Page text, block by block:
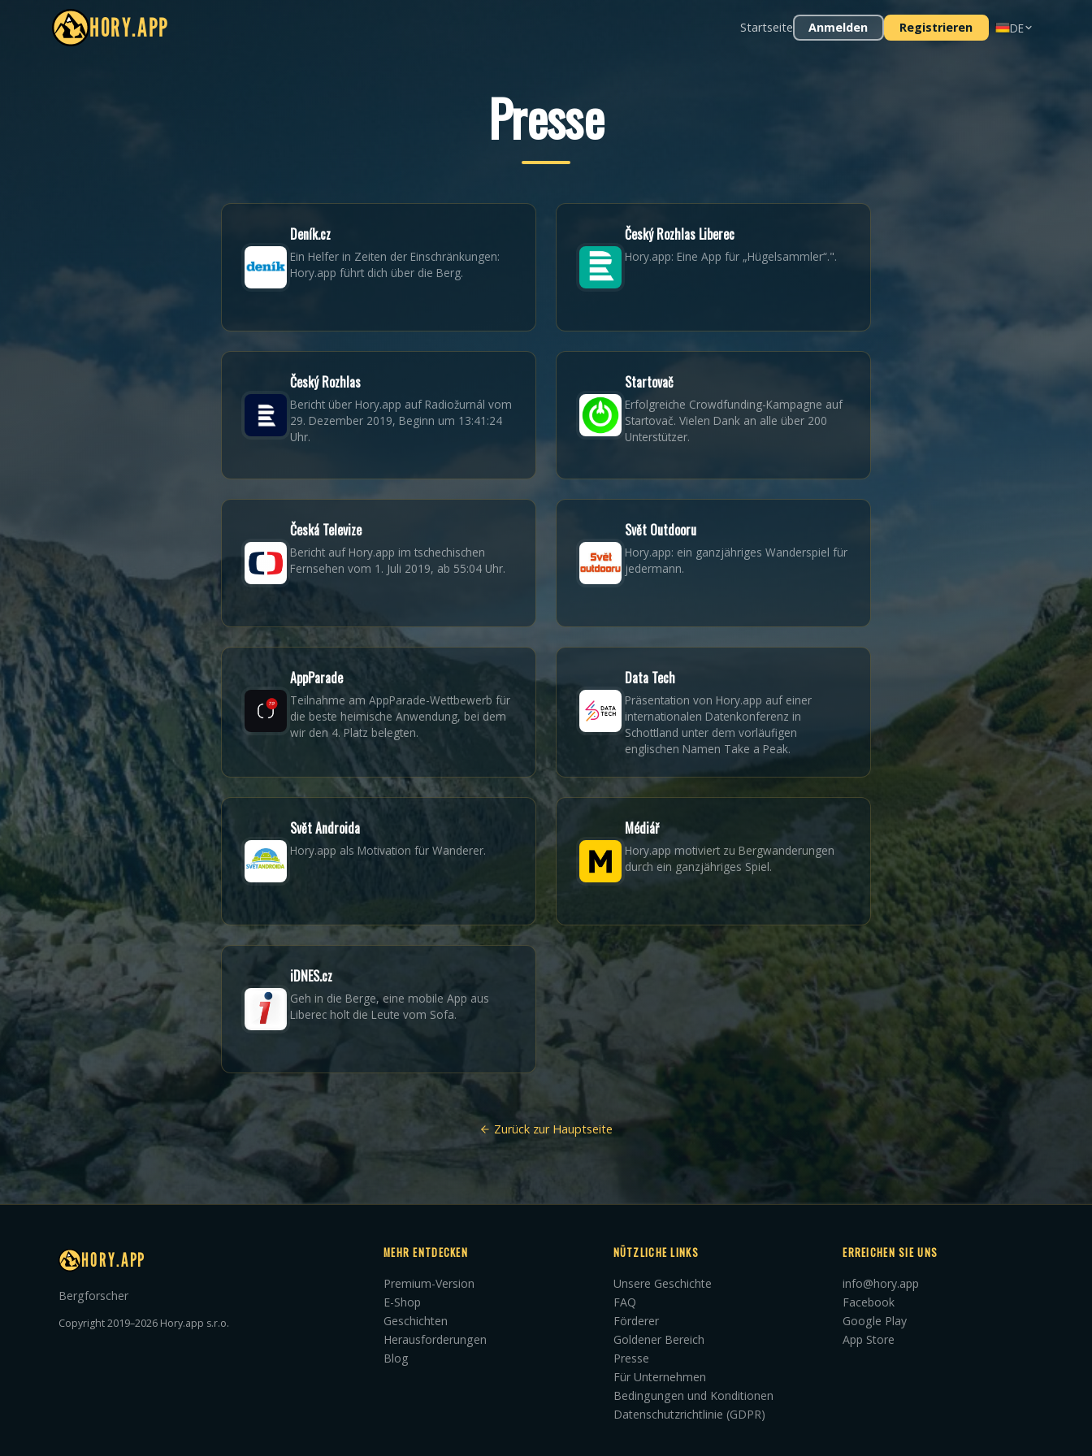
HORY.APP Startseite Anmelden Registrieren DE
Presse
Deník.cz
Ein Helfer in Zeiten der Einschränkungen:
Hory.app führt dich über die Berg.
Český Rozhlas Liberec
Hory.app: Eine App für „Hügelsammler“.".
Český Rozhlas
Bericht über Hory.app auf Radiožurnál vom
29. Dezember 2019, Beginn um 13:41:24
Uhr.
Startovač
Erfolgreiche Crowdfunding-Kampagne auf
Startovač. Vielen Dank an alle über 200
Unterstützer.
Česká Televize
Bericht auf Hory.app im tschechischen
Fernsehen vom 1. Juli 2019, ab 55:04 Uhr.
Svět Outdooru
Hory.app: ein ganzjähriges Wanderspiel für
jedermann.
AppParade
Teilnahme am AppParade-Wettbewerb für
die beste heimische Anwendung, bei dem
wir den 4. Platz belegten.
Data Tech
Präsentation von Hory.app auf einer
internationalen Datenkonferenz in
Schottland unter dem vorläufigen
englischen Namen Take a Peak.
Svět Androida
Hory.app als Motivation für Wanderer.
Médiář
Hory.app motiviert zu Bergwanderungen
durch ein ganzjähriges Spiel.
iDNES.cz
Geh in die Berge, eine mobile App aus
Liberec holt die Leute vom Sofa.
Zurück zur Hauptseite
HORY.APP
Bergforscher
Copyright 2019–2026 Hory.app s.r.o.
MEHR ENTDECKEN
Premium-Version
E-Shop
Geschichten
Herausforderungen
Blog
NÜTZLICHE LINKS
Unsere Geschichte
FAQ
Förderer
Goldener Bereich
Presse
Für Unternehmen
Bedingungen und Konditionen
Datenschutzrichtlinie (GDPR)
ERREICHEN SIE UNS
info@hory.app
Facebook
Google Play
App Store